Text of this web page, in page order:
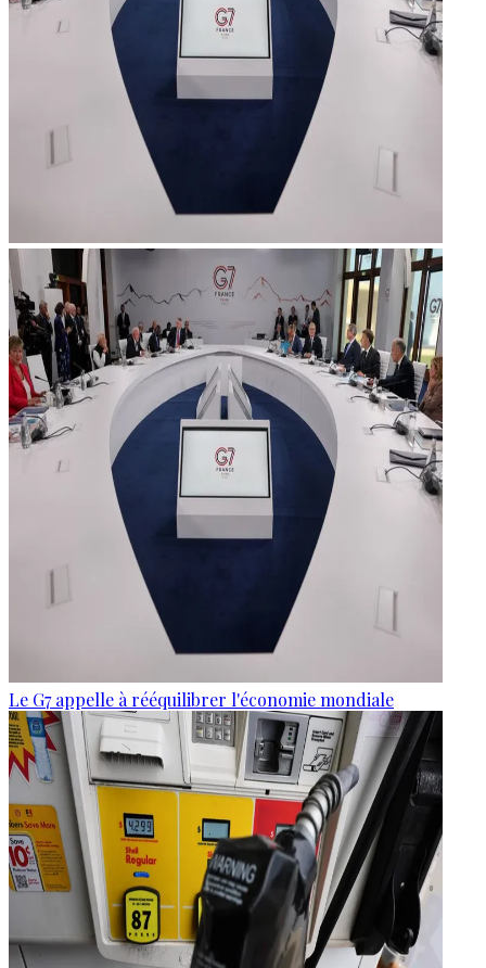
Le G7 appelle à rééquilibrer l'économie mondiale